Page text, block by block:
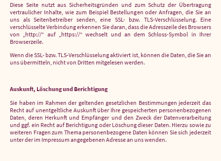
Diese Seite nutzt aus Sicherheitsgründen und zum Schutz der Übertragung
vertraulicher Inhalte, wie zum Beispiel Bestellungen oder Anfragen, die Sie an
uns als Seitenbetreiber senden, eine SSL- bzw. TLS-Verschlüsselung. Eine
verschlüsselte Verbindung erkennen Sie daran, dass die Adresszeile des Browsers
von „http://“ auf „https://“ wechselt und an dem Schloss-Symbol in Ihrer
Browserzeile.
Wenn die SSL- bzw. TLS-Verschlüsselung aktiviert ist, können die Daten, die Sie an
uns übermitteln, nicht von Dritten mitgelesen werden.
Auskunft, Löschung und Berichtigung
Sie haben im Rahmen der geltenden gesetzlichen Bestimmungen jederzeit das
Recht auf unentgeltliche Auskunft über Ihre gespeicherten personenbezogenen
Daten, deren Herkunft und Empfänger und den Zweck der Datenverarbeitung
und ggf. ein Recht auf Berichtigung oder Löschung dieser Daten. Hierzu sowie zu
weiteren Fragen zum Thema personenbezogene Daten können Sie sich jederzeit
unter der im Impressum angegebenen Adresse an uns wenden.